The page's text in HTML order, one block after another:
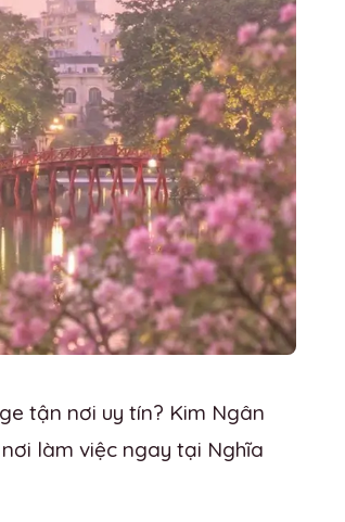
tận nơi uy tín? Kim Ngân
làm việc ngay tại Nghĩa